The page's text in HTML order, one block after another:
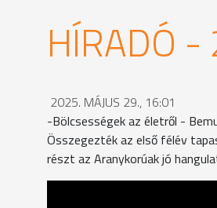
HÍRADÓ -
2025. MÁJUS 29., 16:01
-Bölcsességek az életről -
Összegezték az első félév
részt az Aranykorúak jó